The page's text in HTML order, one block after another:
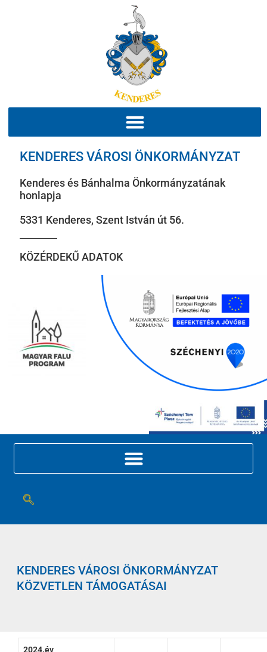
KENDERES VÁROSI ÖNKORMÁNYZAT
Kenderes és Bánhalma Önkormányzatának
honlapja
5331 Kenderes, Szent István út 56.
KÖZÉRDEKŰ ADATOK
KENDERES VÁROSI ÖNKORMÁNYZAT
KÖZVETLEN TÁMOGATÁSAI
2024.év